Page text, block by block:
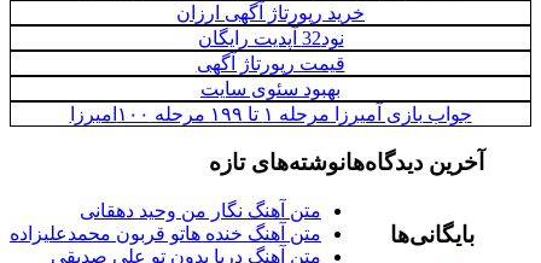
خرید رپورتاژ آگهی ارزان
قیمت رپورتاژ آگهی
بهبود سئوی سایت
جواب بازی آمیرزا مرحله ۱ تا ۱۹۹ مرحله ۱۰۰امیرزا
نوشته‌های تازه
متن آهنگ نگار من وحید دهقانی
متن آهنگ خنده هاتو قربون محمدعلیزاده
متن آهنگ دریا بدون تو علی صدیقی
آخرین دیدگاه‌ها
بایگانی‌ها